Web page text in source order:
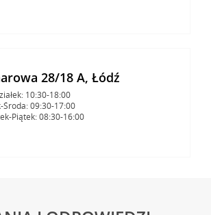
28/18 A, Łódź
10:30-18:00
Środa: 09:30-17:00
Piątek: 08:30-16:00